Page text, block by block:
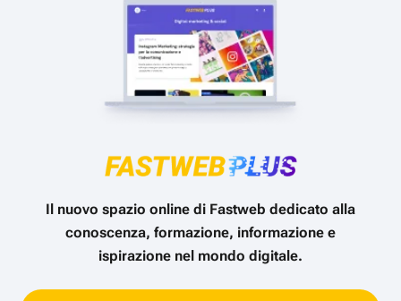
Il nuovo spazio online di Fastweb dedicato alla
conoscenza, formazione, informazione e
ispirazione nel mondo digitale.